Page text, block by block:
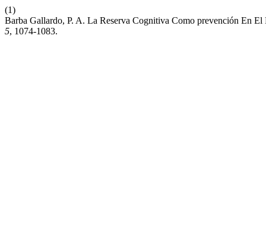
(1)
Barba Gallardo, P. A. La Reserva Cognitiva Como prevención En
5, 1074-1083.